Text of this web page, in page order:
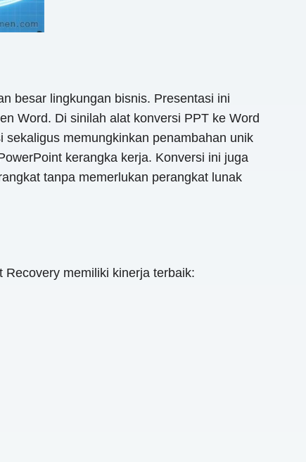
besar lingkungan bisnis. Presentasi ini
Word. Di sinilah alat konversi PPT ke Word
memungkinkan penambahan unik
kerangka kerja. Konversi ini juga
tanpa memerlukan perangkat lunak
memiliki kinerja terbaik: